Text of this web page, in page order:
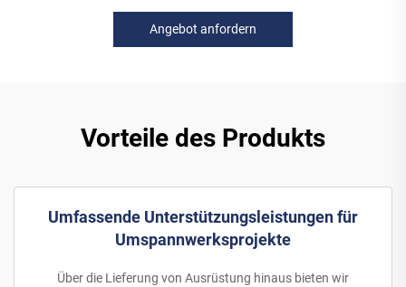
Angebot anfordern
Vorteile des Produkts
Umfassende Unterstützungsleistungen für
Umspannwerksprojekte
Über die Lieferung von Ausrüstung hinaus bieten wir